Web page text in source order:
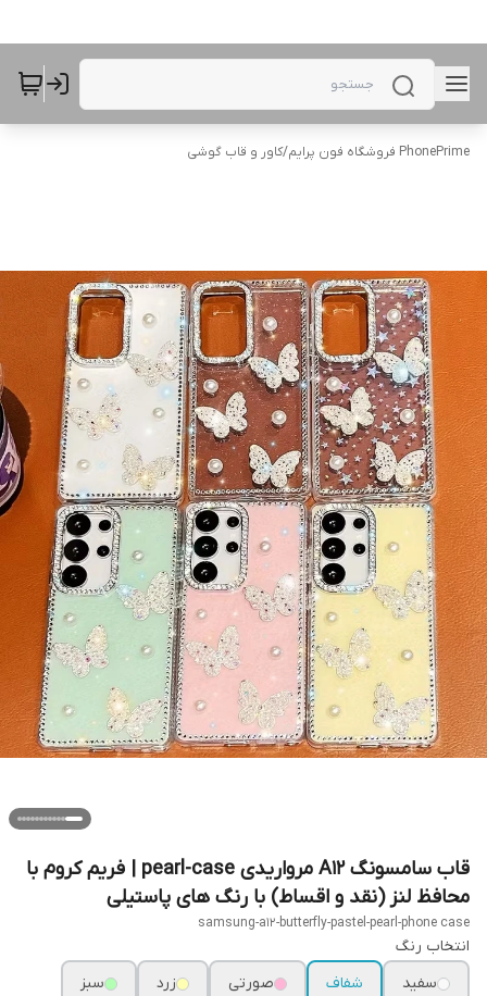
PhonePrime فروشگاه فون پرایم /کاور و قاب گوشی
قاب سامسونگ A12 مرواریدی pearl-case | فریم کروم با
محافظ لنز (نقد و اقساط) با رنگ های پاستیلی
samsung-a12-butterfly-pastel-pearl-phone case
انتخاب رنگ
سفید
شفاف صورتی زرد سبز